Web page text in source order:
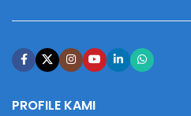
PROFILE KAMI